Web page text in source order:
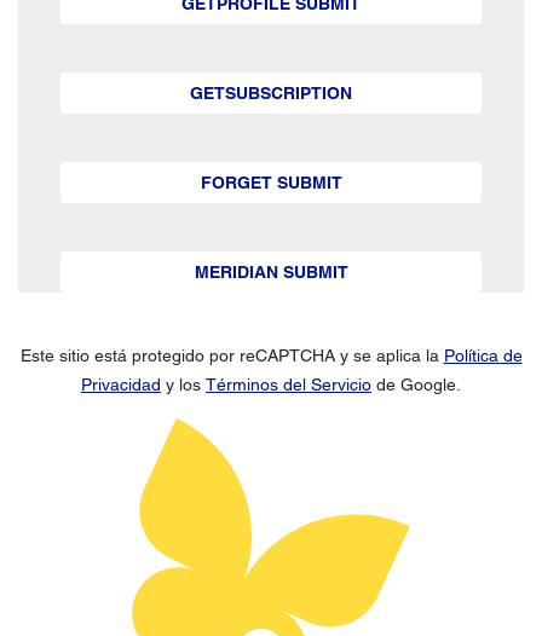
GETSUBSCRIPTION
FORGET SUBMIT
MERIDIAN SUBMIT
Este sitio está protegido por reCAPTCHA y se aplica la Política de
Privacidad y los Términos del Servicio de Google.